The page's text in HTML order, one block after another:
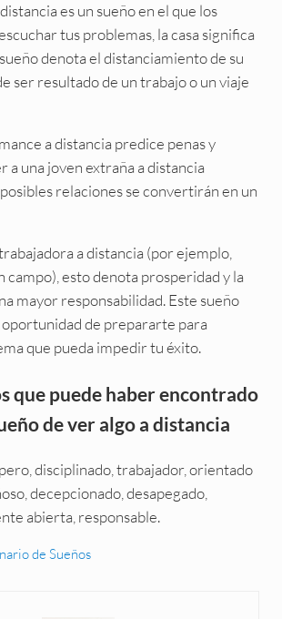
es un sueño en el que los
tus problemas, la casa significa
denota el distanciamiento de su
ser resultado de un trabajo o un viaje
a distancia predice penas y
a una joven extraña a distancia
relaciones se convertirán en un
a distancia (por ejemplo,
campo), esto denota prosperidad y la
mayor responsabilidad. Este sueño
de prepararte para
que pueda impedir tu éxito.
que puede haber encontrado
de ver algo a distancia
disciplinado, trabajador, orientado
decepcionado, desapegado,
abierta, responsable.
de Sueños